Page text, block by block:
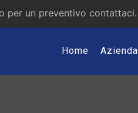
per un preventivo contattaci.
Home Azienda